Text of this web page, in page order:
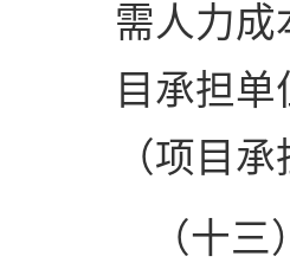
需人力成
目承担
（项目
（十